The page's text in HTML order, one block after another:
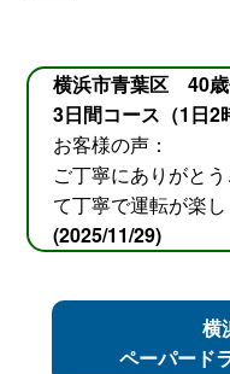
横浜市青葉区 40
3日間コース（1日2
お客様の声：
ご丁寧にありがと
て丁寧で運転が楽し
(2025/11/29)
横
ペーパード